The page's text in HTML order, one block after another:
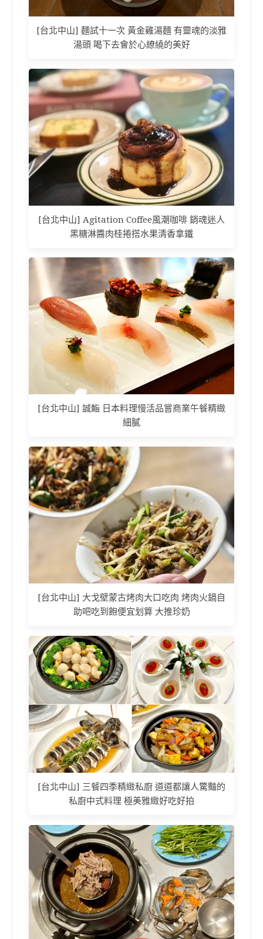
[台北中山] 麵試十一次 黃金雞湯麵 有靈魂的淡雅
湯頭 喝下去會於心繚繞的美好
[台北中山] Agitation Coffee風潮咖啡 銷魂迷人
黑糖淋醬肉桂捲搭水果清香拿鐵
[台北中山] 誠鮨 日本料理慢活品嘗商業午餐精緻
細膩
[台北中山] 大戈壁蒙古烤肉大口吃肉 烤肉火鍋自
助吧吃到飽便宜划算 大推珍奶
[台北中山] 三餐四季精緻私廚 道道都讓人驚豔的
私廚中式料理 極美雅緻好吃好拍